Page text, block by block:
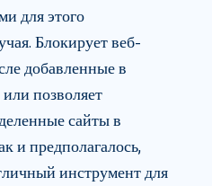
для этого
Блокирует веб-
добавленные в
позволяет
сайты в
и предполагалось,
инструмент для